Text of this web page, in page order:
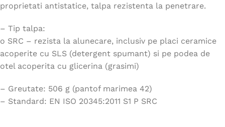
proprietati antistatice, talpa rezistenta la penetrare.
– Tip talpa:
o SRC – rezista la alunecare, inclusiv pe placi ceramice
acoperite cu SLS (detergent spumant) si pe podea de
otel acoperita cu glicerina (grasimi)
– Greutate: 506 g (pantof marimea 42)
– Standard: EN ISO 20345:2011 S1 P SRC